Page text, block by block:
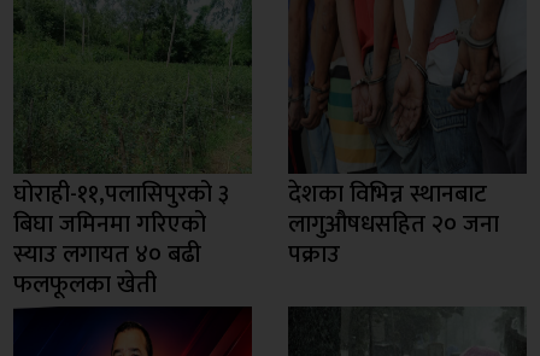
घोराही-११,पलासिपुरको ३
बिघा जमिनमा गरिएको
स्याउ लगायत ४० बढी
फलफूलका खेती
देशका विभिन्न स्थानबाट
लागुऔषधसहित २० जना
पक्राउ